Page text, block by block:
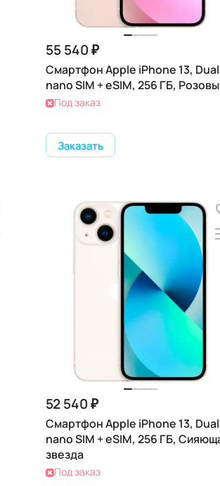
55 540 ₽
Смартфон Apple iPhone 13,
nano SIM + eSIM, 256 ГБ,
Под заказ
Заказать
52 540 ₽
Смартфон Apple iPhone 13,
nano SIM + eSIM, 256 ГБ,
звезда
Под заказ